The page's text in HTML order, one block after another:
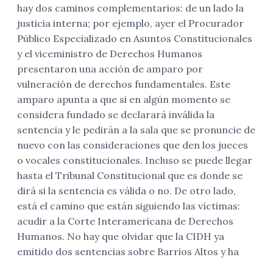
hay dos caminos complementarios: de un lado la
justicia interna; por ejemplo, ayer el Procurador
Público Especializado en Asuntos Constitucionales
y el viceministro de Derechos Humanos
presentaron una acción de amparo por
vulneración de derechos fundamentales. Este
amparo apunta a que si en algún momento se
considera fundado se declarará inválida la
sentencia y le pedirán a la sala que se pronuncie de
nuevo con las consideraciones que den los jueces
o vocales constitucionales. Incluso se puede llegar
hasta el Tribunal Constitucional que es donde se
dirá si la sentencia es válida o no. De otro lado,
está el camino que están siguiendo las víctimas:
acudir a la Corte Interamericana de Derechos
Humanos. No hay que olvidar que la CIDH ya
emitido dos sentencias sobre Barrios Altos y ha